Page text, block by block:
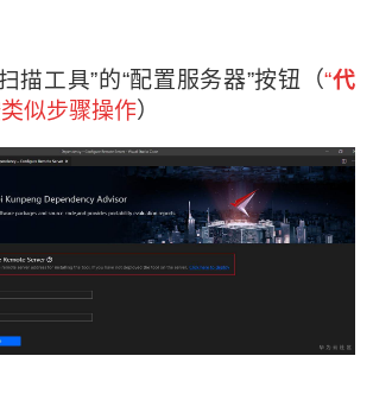
描工具”的“配置服务器”按钮（“代
类似步骤操作）